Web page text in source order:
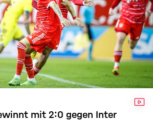
mit 2:0 gegen Inter